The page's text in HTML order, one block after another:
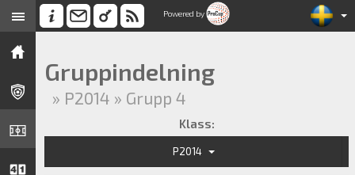
Powered by
Gruppindelning
» P2014 » Grupp 4
Klass:
P2014